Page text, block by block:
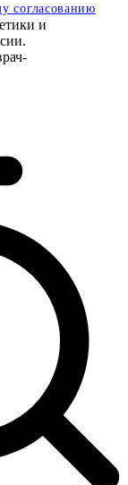
согласованию
и